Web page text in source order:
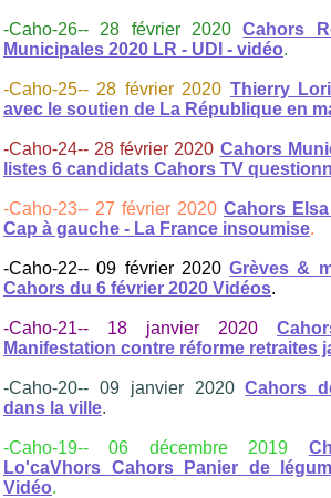
-Caho-26-- 28 février 2020Cahors
Municipales 2020 LR - UDI - vidéo.
-Caho-25-- 28 février 2020 Thierry
avec le soutien de La République en
-Caho-24-- 28 février 2020 Cahors
listes 6 candidats Cahors TV
-Caho-23-- 27 février 2020 Cahors
Cap à gauche - La France insoumise.
-Caho-22-- 09 février 2020Grèves &
Cahors du 6 février 2020 Vidéos.
-Caho-21-- 18 janvier 2020
Manifestation contre réforme retraites
-Caho-20-- 09 janvier 2020Cahors
dans la ville.
-Caho-19-- 06 décembre 2019
Lo'caVhors Cahors Panier de
Vidéo.